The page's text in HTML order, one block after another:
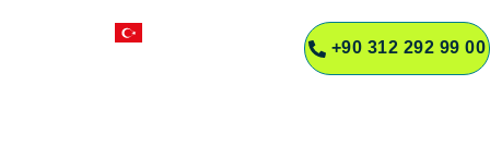
+90 312 292 99 00